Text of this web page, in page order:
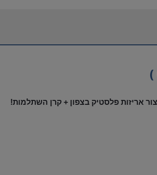
)
אריזות פלסטיק בצפון + קרן השתלמות!